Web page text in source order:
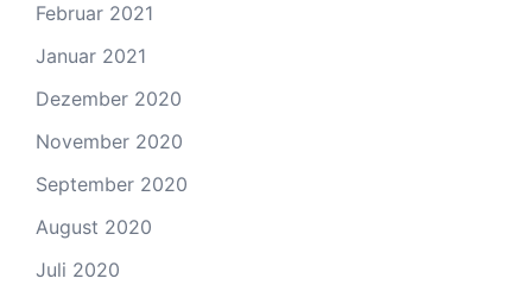
Februar 2021
Januar 2021
Dezember 2020
November 2020
September 2020
August 2020
Juli 2020